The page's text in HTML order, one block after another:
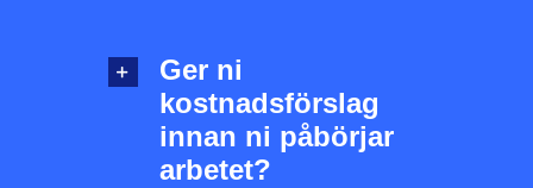
Ger ni
kostnadsförslag
innan ni påbörjar
arbetet?